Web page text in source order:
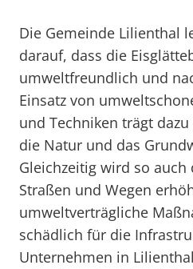
Die Gemeinde Lilienthal
darauf, dass die
umweltfreundlich und
Einsatz von
und Techniken trägt
die Natur und das
Gleichzeitig wird so auch
Straßen und Wegen
umweltverträgliche
schädlich für die
Unternehmen in